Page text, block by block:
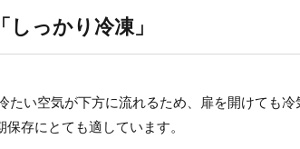
っかり冷凍」
たい空気が下方に流れるため、扉を開けても冷
存にとても適しています。